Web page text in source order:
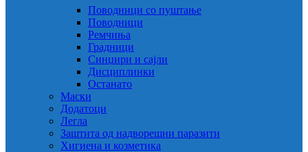
Поводници со пуштање
Поводници
Ремчиња
Градници
Синџири и сајли
Дисциплинки
Останато
Маски
Додатоци
Легла
Заштита од надворешни паразити
Хигиена и козметика